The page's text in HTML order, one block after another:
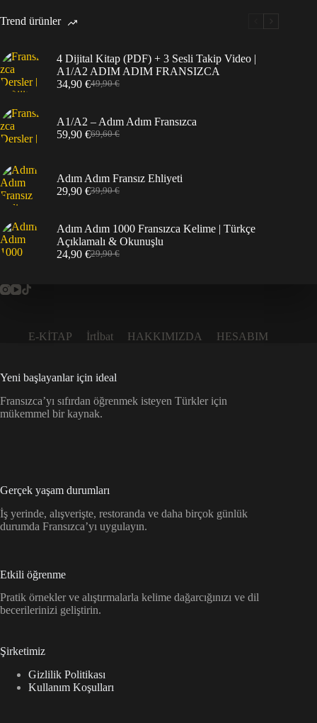
Trend ürünler
4 Dijital Kitap (PDF) + 3 Sesli Takip Video |
A1/A2 ADIM ADIM FRANSIZCA
49,90€
Orijinal
34,90 €Şu
34,90 €.
A1/A2 – Adım Adım Fransızca
69,60€
Orijinal
59,90 €Şu
59,90 €.
Adım Adım Fransız Ehliyeti
39,90€
Orijinal
29,90 €Şu
29,90 €.
Adım Adım 1000 Fransızca Kelime | Türkçe
Açıklamalı & Okunuşlu
29,90€
Orijinal
24,90 €Şu
E-KİTAP İrtİbat HAKKIMIZDA HESABIM
Yeni başlayanlar için ideal
Fransızca’yı sıfırdan öğrenmek isteyen Türkler için
mükemmel bir kaynak.
Gerçek yaşam durumları
İş yerinde, alışverişte, restoranda ve daha birçok günlük
durumda Fransızca’yı uygulayın.
Etkili öğrenme
Pratik örnekler ve alıştırmalarla kelime dağarcığınızı ve dil
becerilerinizi geliştirin.
Şirketimiz
Gizlilik Politikası
Kullanım Koşulları